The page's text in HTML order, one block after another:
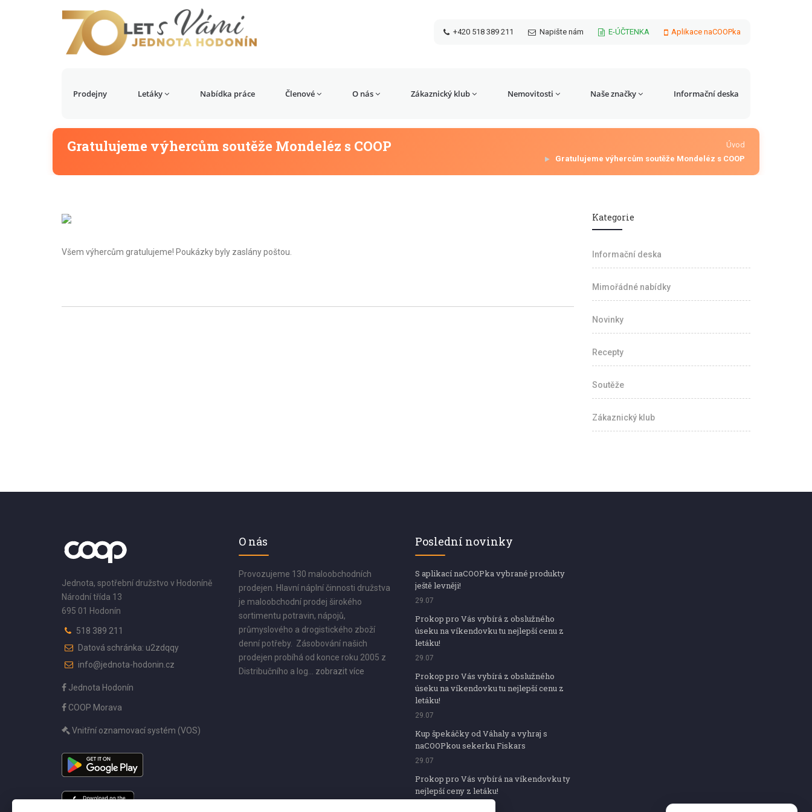
+420 518 389 211 Napište nám E-ÚČTENKA Aplikace naCOOPka
Prodejny Letáky Nabídka práce Členové O nás Zákaznický klub Nemovitosti Naše značky Informační deska
Gratulujeme výhercům soutěže Mondeléz s COOP
Úvod
Gratulujeme výhercům soutěže Mondeléz s COOP
Všem výhercům gratulujeme! Poukázky byly zaslány poštou.
Kategorie
Informační deska
Mimořádné nabídky
Novinky
Recepty
Soutěže
Zákaznický klub
Jednota, spotřební družstvo v Hodoníně
Národní třída 13
695 01 Hodonín
518 389 211
Datová schránka: u2zdqqy
info@jednota-hodonin.cz
Jednota Hodonín
COOP Morava
Vnitřní oznamovací systém (VOS)
O nás
Provozujeme 130 maloobchodních
prodejen. Hlavní náplní činnosti družstva
je maloobchodní prodej širokého
sortimentu potravin, nápojů,
průmyslového a drogistického zboží
denní potřeby. Zásobování našich
prodejen probíhá od konce roku 2005 z
Distribučního a log... zobrazit více
Poslední novinky
S aplikací naCOOPka vybrané produkty
ještě levněji!
29.07
Prokop pro Vás vybírá z obslužného
úseku na víkendovku tu nejlepší cenu z
letáku!
29.07
Prokop pro Vás vybírá z obslužného
úseku na víkendovku tu nejlepší cenu z
letáku!
29.07
Kup špekáčky od Váhaly a vyhraj s
naCOOPkou sekerku Fiskars
29.07
Prokop pro Vás vybírá na víkendovku ty
nejlepší ceny z letáku!